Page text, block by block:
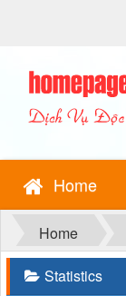
Home
Home
Statistics